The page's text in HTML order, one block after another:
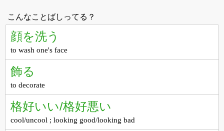
こんなことばしってる？
顔を洗う
to wash one's face
飾る
to decorate
格好いい/格好悪い
cool/uncool ; looking good/looking bad